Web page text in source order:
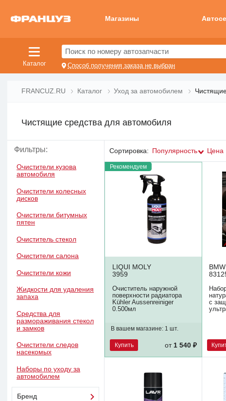
Магазины
Каталог
Поиск по номеру автозапчасти
Способ получения заказа не выбран
FRANCUZ.RU Каталог Уход за автомобилем
Чистящие средства для автомобиля
Фильтры:
Очистители кузова
автомобиля
Очистители колесных
дисков
Очистители битумных
пятен
Очиститель стекол
Очистители салона
Очистители кожи
Жидкости для удаления
запаха
Средства для
размораживания стекол
и замков
Очистители следов
насекомых
Наборы по уходу за
автомобилем
Бренд
Сортировка: Популярность Цена
Рекомендуем
LIQUI MOLY
3959
Очиститель наружной
поверхности радиатора
Kühler Aussenreiniger
0.500мл
В вашем магазине: 1 шт.
Купить от1 540 ₽
BMW
с